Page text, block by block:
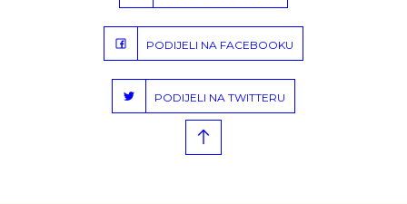
PODIJELI NA FACEBOOKU
PODIJELI NA TWITTERU